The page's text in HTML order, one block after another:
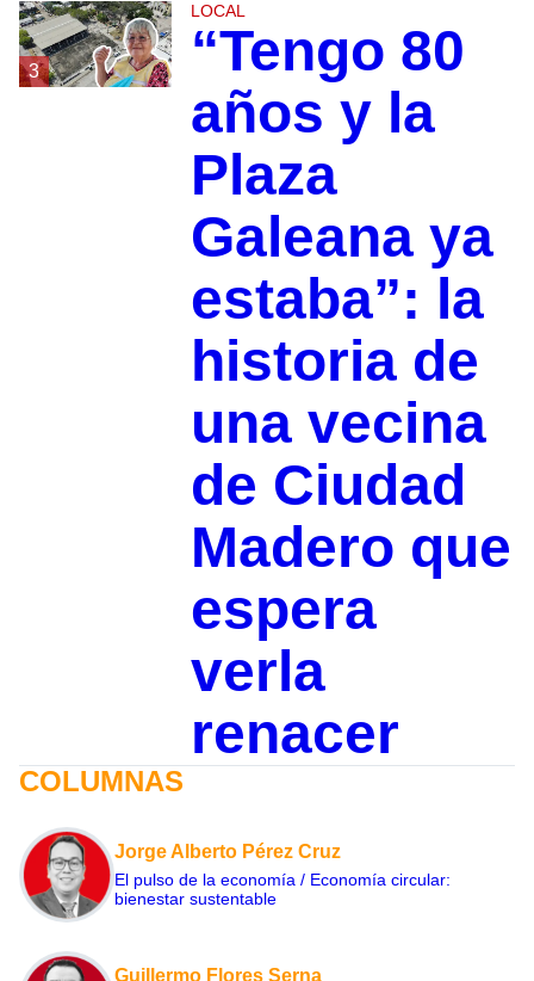
3
LOCAL
“Tengo 80
años y la
Plaza
Galeana ya
estaba”: la
historia de
una vecina
de Ciudad
Madero que
espera
verla
renacer
COLUMNAS
Jorge Alberto Pérez Cruz
El pulso de la economía / Economía circular:
bienestar sustentable
Guillermo Flores Serna